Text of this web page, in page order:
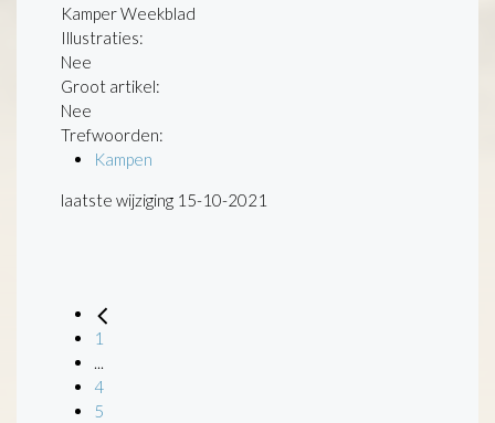
Kamper Weekblad
Illustraties:
Nee
Groot artikel:
Nee
Trefwoorden:
Kampen
laatste wijziging 15-10-2021
1
4
5